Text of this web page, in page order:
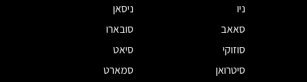
ניו
ניסאן
סאאב
סובארו
סוזוקי
סיאט
סיטרואן
סמארט